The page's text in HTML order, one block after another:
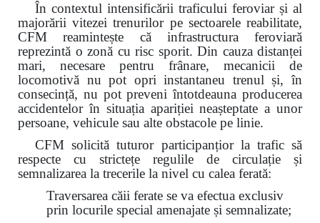
În contextul intensificării traficului feroviar și al
majorării vitezei trenurilor pe sectoarele reabilitate,
CFM reamintește că infrastructura feroviară
reprezintă o zonă cu risc sporit. Din cauza distanței
mari, necesare pentru frânare, mecanicii de
locomotivă nu pot opri instantaneu trenul și, în
consecință, nu pot preveni întotdeauna producerea
accidentelor în situația apariției neașteptate a unor
persoane, vehicule sau alte obstacole pe linie.
CFM solicită tuturor participanțior la trafic să
respecte cu strictețe regulile de circulație și
semnalizarea la trecerile la nivel cu calea ferată:
Traversarea căii ferate se va efectua exclusiv
prin locurile special amenajate și semnalizate;